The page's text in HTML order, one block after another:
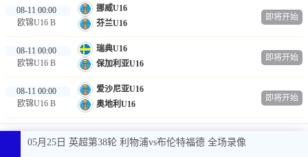
08-11 00:00
欧锦U16 B
挪威U16
芬兰U16
即将开始
08-11 00:00
欧锦U16 B
瑞典U16
保加利亚U16
即将开始
08-11 00:00
欧锦U16 B
爱沙尼亚U16
奥地利U16
即将开始
05月25日 英超第38轮 利物浦vs布伦特福德 全场录像